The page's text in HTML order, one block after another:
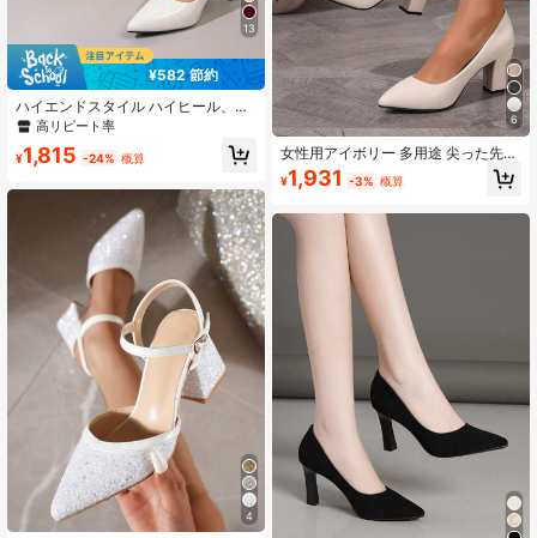
13
¥582 節約
ハイエンドスタイル ハイヒール、エ
レガントでセクシーな軽量尖った つ
きヒールカップ、アウトドア オフィ
高リピート率
¥1,815 -24% 概算
4
6
女性用アイボリー 多用途 尖った先端
厚手ヒールパンプス、エレガント
¥1,931 -3% 概算